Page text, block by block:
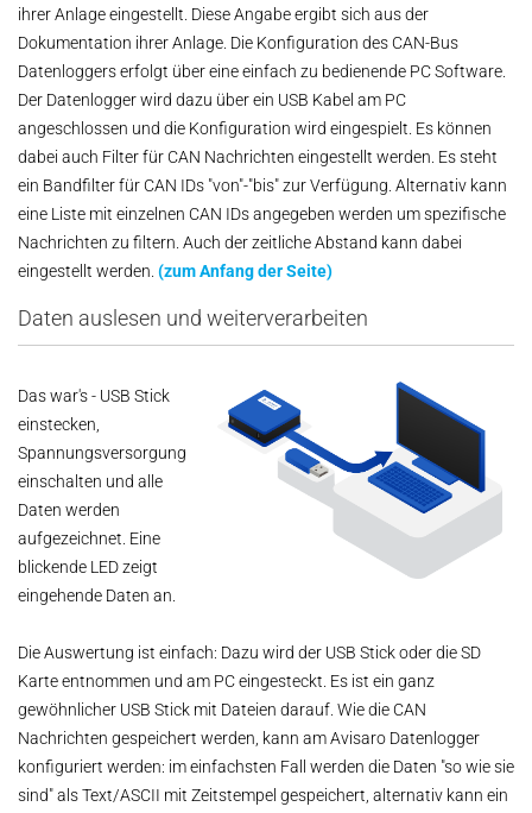
ihrer Anlage eingestellt. Diese Angabe ergibt sich aus der
Dokumentation ihrer Anlage. Die Konfiguration des CAN-Bus
Datenloggers erfolgt über eine einfach zu bedienende PC Software.
Der Datenlogger wird dazu über ein USB Kabel am PC
angeschlossen und die Konfiguration wird eingespielt. Es können
dabei auch Filter für CAN Nachrichten eingestellt werden. Es steht
ein Bandfilter für CAN IDs "von"-"bis" zur Verfügung. Alternativ kann
eine Liste mit einzelnen CAN IDs angegeben werden um spezifische
Nachrichten zu filtern. Auch der zeitliche Abstand kann dabei
eingestellt werden. (zum Anfang der Seite)
Daten auslesen und weiterverarbeiten
Das war's - USB Stick
einstecken,
Spannungsversorgung
einschalten und alle
Daten werden
aufgezeichnet. Eine
blickende LED zeigt
eingehende Daten an.
Die Auswertung ist einfach: Dazu wird der USB Stick oder die SD
Karte entnommen und am PC eingesteckt. Es ist ein ganz
gewöhnlicher USB Stick mit Dateien darauf. Wie die CAN
Nachrichten gespeichert werden, kann am Avisaro Datenlogger
konfiguriert werden: im einfachsten Fall werden die Daten "so wie sie
sind" als Text/ASCII mit Zeitstempel gespeichert, alternativ kann ein